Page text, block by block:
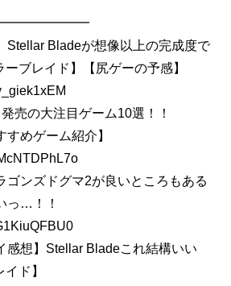
Stellar Bladeが想像以上の完成度で
ブレイド】【尻ゲーの予感】
売の大注目ゲーム10選！！
すめゲーム紹介】
ゴンズドグマ2が良いところもある
っ…！！
感想】Stellar Bladeこれ結構いい
ド】